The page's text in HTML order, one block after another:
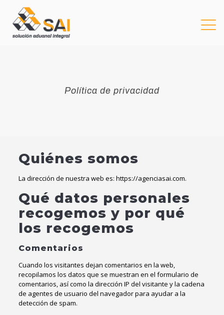
Política de privacidad
Quiénes somos
La dirección de nuestra web es: https://agenciasai.com.
Qué datos personales
recogemos y por qué
los recogemos
Comentarios
Cuando los visitantes dejan comentarios en la web,
recopilamos los datos que se muestran en el formulario de
comentarios, así como la dirección IP del visitante y la cadena
de agentes de usuario del navegador para ayudar a la
detección de spam.